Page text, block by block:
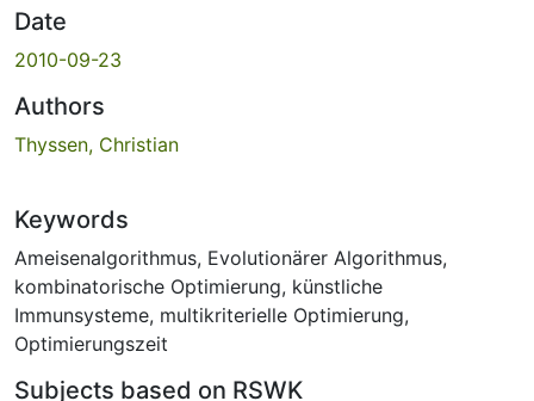
Date
2010-09-23
Authors
Thyssen, Christian
Keywords
Ameisenalgorithmus, Evolutionärer Algorithmus,
kombinatorische Optimierung, künstliche
Immunsysteme, multikriterielle Optimierung,
Optimierungszeit
Subjects based on RSWK